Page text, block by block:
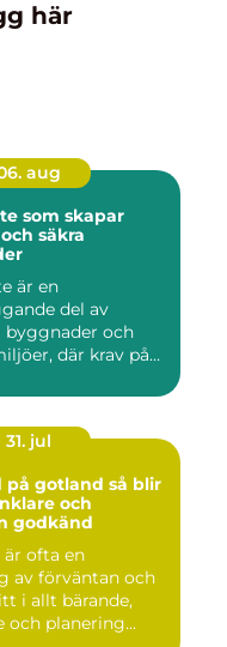
här
aug
som skapar
säkra
är en
del av
byggnader och
där krav på
31. jul
gotland så blir
och
godkänd
ofta en
av förväntan och
i allt bärande,
och planering...